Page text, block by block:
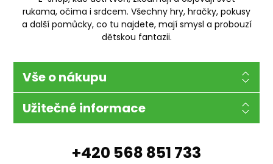
rukama, očima i srdcem. Všechny hry, hračky, pokusy
a další pomůcky, co tu najdete, mají smysl a probouzí
dětskou fantazii.
Vše o nákupu
Užitečné informace
+420 568 851 733